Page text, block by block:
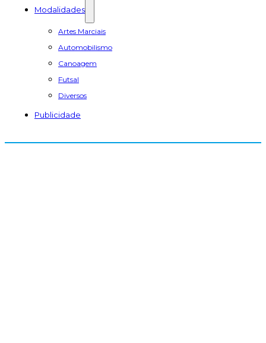
Modalidades
Artes Marciais
Automobilismo
Canoagem
Futsal
Diversos
Publicidade